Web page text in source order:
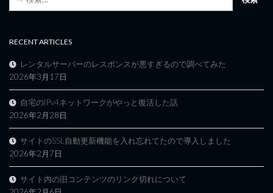
RECENT ARTICLES
レンタルサーバーのレスポンスが悪すぎるので調べてみた
2026年3月17日
自宅のIPv4ネットワークがやっと復活した話
2026年2月28日
サイトのSSL自動更新機能を入れ忘れてたので導入しました
2026年2月7日
サイト内の旧コンテンツのリンク切れについて